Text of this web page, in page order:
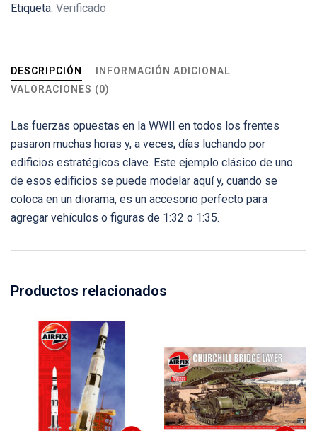
Etiqueta: Verificado
DESCRIPCIÓN
INFORMACIÓN ADICIONAL
VALORACIONES (0)
Las fuerzas opuestas en la WWII en todos los frentes
pasaron muchas horas y, a veces, días luchando por
edificios estratégicos clave. Este ejemplo clásico de uno
de esos edificios se puede modelar aquí y, cuando se
coloca en un diorama, es un accesorio perfecto para
agregar vehículos o figuras de 1:32 o 1:35.
Productos relacionados